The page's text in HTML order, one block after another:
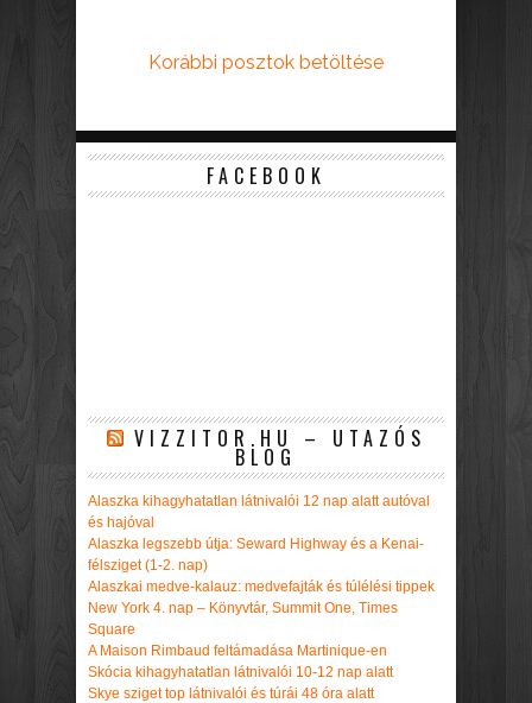
Korábbi posztok betöltése
FACEBOOK
VIZZITOR.HU – UTAZÓS
BLOG
Alaszka kihagyhatatlan látnivalói 12 nap alatt autóval
és hajóval
Alaszka legszebb útja: Seward Highway és a Kenai-
félsziget (1-2. nap)
Alaszkai medve-kalauz: medvefajták és túlélési tippek
New York 4. nap – Könyvtár, Summit One, Times
Square
A Maison Rimbaud feltámadása Martinique-en
Skócia kihagyhatatlan látnivalói 10-12 nap alatt
Skye sziget top látnivalói és túrái 48 óra alatt